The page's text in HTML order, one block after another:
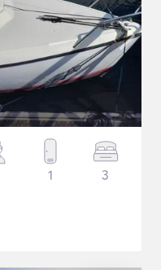
1 3